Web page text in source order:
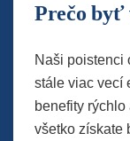
Prečo byť
Naši poistenci
stále viac vecí
benefity
všetko získate